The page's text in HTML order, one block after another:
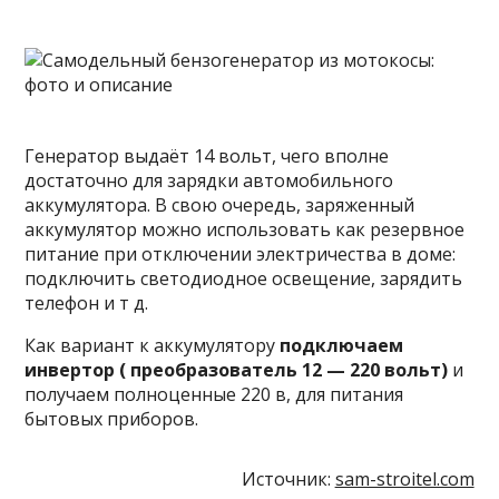
Генератор выдаёт 14 вольт, чего вполне
достаточно для зарядки автомобильного
аккумулятора. В свою очередь, заряженный
аккумулятор можно использовать как резервное
питание при отключении электричества в доме:
подключить светодиодное освещение, зарядить
телефон и т д.
Как вариант к аккумулятору подключаем
инвертор ( преобразователь 12 — 220 вольт) и
получаем полноценные 220 в, для питания
бытовых приборов.
Источник: sam-stroitel.com